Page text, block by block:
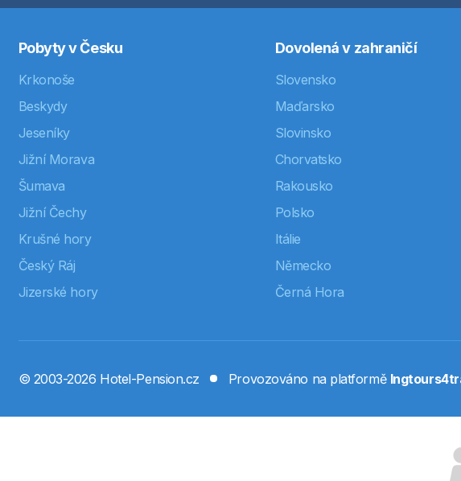
Pobyty v Česku
Krkonoše
Beskydy
Jeseníky
Jižní Morava
Šumava
Jižní Čechy
Krušné hory
Český Ráj
Jizerské hory
Dovolená v zahraničí
Slovensko
Maďarsko
Slovinsko
Chorvatsko
Rakousko
Polsko
Itálie
Německo
Černá Hora
© 2003-2026 Hotel-Pension.cz Provozováno na platformě